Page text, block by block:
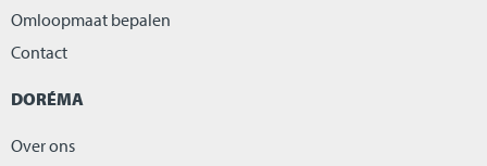
Omloopmaat bepalen
Contact
DORÉMA
Over ons